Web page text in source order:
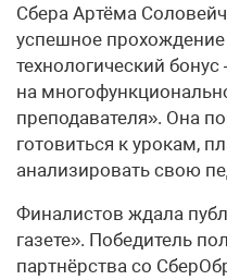
Сбера Артёма
успешное прохождение
технологический
на
преподавателя». Она
готовиться к урокам,
анализировать свою
Финалистов ждала
газете». Победитель
партнёрства со